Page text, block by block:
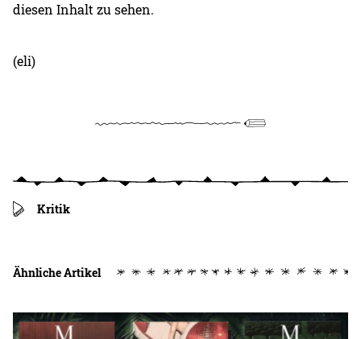
diesen Inhalt zu sehen.
(eli)
Kritik
Ähnliche Artikel